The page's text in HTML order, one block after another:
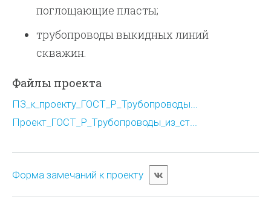
поглощающие пласты;
трубопроводы выкидных линий
скважин.
Файлы проекта
ПЗ_к_проекту_ГОСТ_Р_Трубопроводы...
Проект_ГОСТ_Р_Трубопроводы_из_ст...
Форма замечаний к проекту